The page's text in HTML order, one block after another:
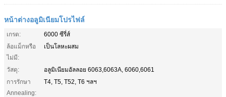
หน้าต่างอลูมิเนียมโปรไฟล์
เกรด:
6000 ซีรี่ส์
ล้อแม็กหรือ
ไม่มี:
เป็นโลหะผสม
วัสดุ:
อลูมิเนียมอัลลอย 6063,6063A, 6060,6061
การรักษา
Annealing:
T4, T5, T52, T6 ฯลฯ